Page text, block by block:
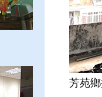
芳苑